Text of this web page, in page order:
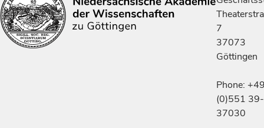
7
37073
Göttingen
Phone:
(0)551 39-
37030